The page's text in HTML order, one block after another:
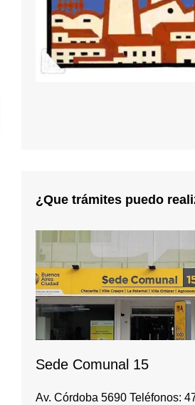
¿Que trámites puedo
Sede Comunal 15
Av. Córdoba 5690 Teléfonos: